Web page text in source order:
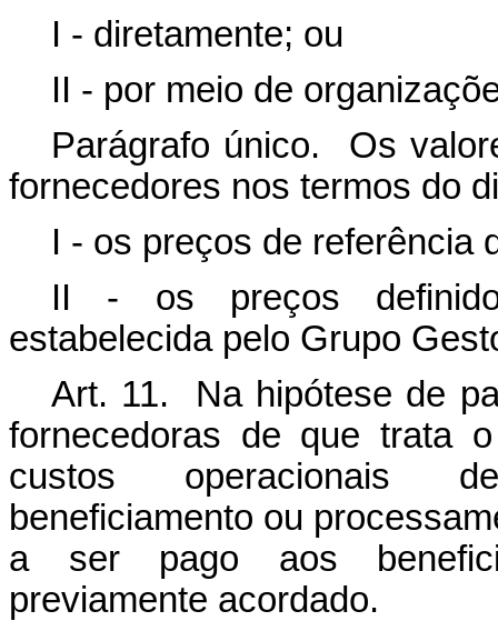
I - diretamente; ou
II - por meio de
Parágrafo único. Os
fornecedores nos termos do
I - os preços de referência
II - os preços
estabelecida pelo Grupo
Art. 11. Na hipótese de
fornecedoras de que trata
custos operacionais
beneficiamento ou
a ser pago aos
previamente acordado.